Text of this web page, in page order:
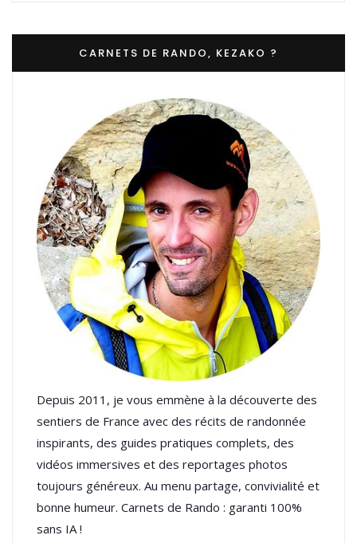
CARNETS DE RANDO, KEZAKO ?
Depuis 2011, je vous emmène à la découverte des
sentiers de France avec des récits de randonnée
inspirants, des guides pratiques complets, des
vidéos immersives et des reportages photos
toujours généreux. Au menu partage, convivialité et
bonne humeur. Carnets de Rando : garanti 100%
sans IA !